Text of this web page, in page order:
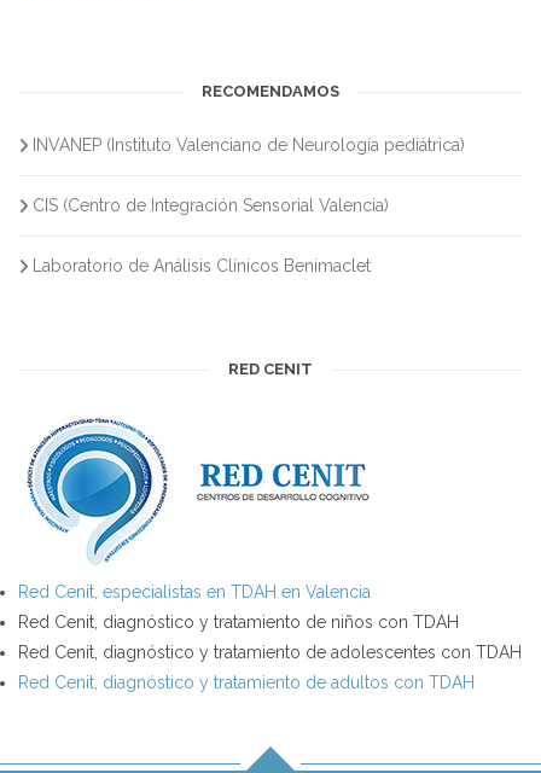
RECOMENDAMOS
INVANEP (Instituto Valenciano de Neurología pediátrica)
CIS (Centro de Integración Sensorial Valencia)
Laboratorio de Análisis Clínicos Benimaclet
RED CENIT
Red Cenit, especialistas en TDAH en Valencia
Red Cenit, diagnóstico y tratamiento de niños con TDAH
Red Cenit, diagnóstico y tratamiento de adolescentes con TDAH
Red Cenit, diagnóstico y tratamiento de adultos con TDAH